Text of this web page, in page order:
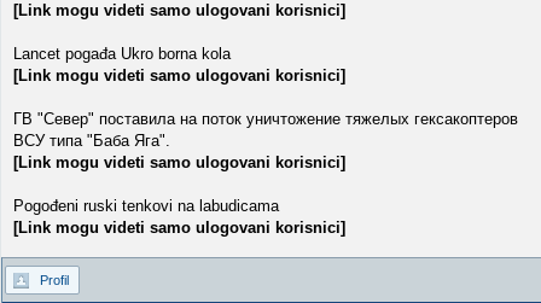
[Link mogu videti samo ulogovani korisnici]
Lancet pogađa Ukro borna kola
[Link mogu videti samo ulogovani korisnici]
ГВ "Север" поставила на поток уничтожение тяжелых гексакоптеров
ВСУ типа "Баба Яга".
[Link mogu videti samo ulogovani korisnici]
Pogođeni ruski tenkovi na labudicama
[Link mogu videti samo ulogovani korisnici]
Profil